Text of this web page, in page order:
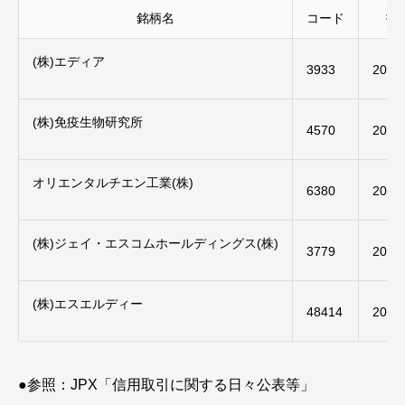
銘柄名 コード 指
(株)エディア
3933
(株)免疫生物研究所
4570
オリエンタルチエン工業(株)
6380
(株)ジェイ・エスコムホールディングス(株)
3779
(株)エスエルディー
48414
●参照：JPX「信用取引に関する日々公表等」